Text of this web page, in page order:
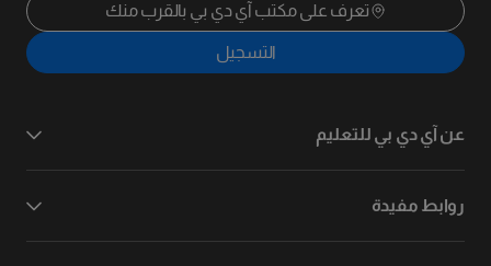
تعرف على مكتب آي دي بي بالقرب منك
التسجيل
عن آي دي بي للتعليم
روابط مفيدة